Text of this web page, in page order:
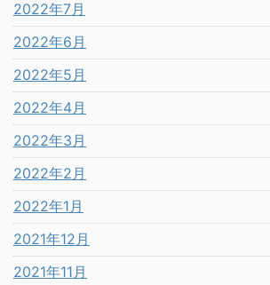
2022年7月
2022年6月
2022年5月
2022年4月
2022年3月
2022年2月
2022年1月
2021年12月
2021年11月